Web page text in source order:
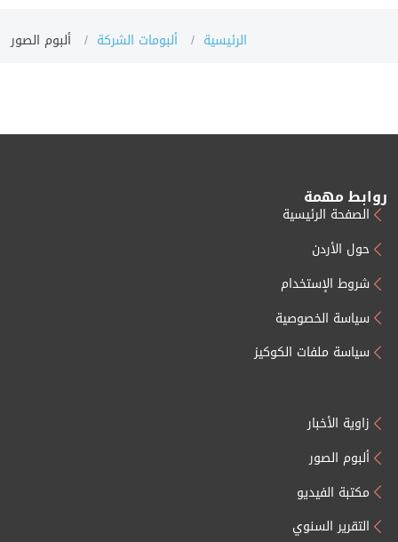
ألبوم الصور ألبومات الشركة الرئيسية
روابط مهمة
الصفحة الرئيسية
حول الأردن
شروط الإستخدام
سياسة الخصوصية
سياسة ملفات الكوكيز
زاوية الأخبار
ألبوم الصور
مكتبة الفيديو
التقرير السنوي